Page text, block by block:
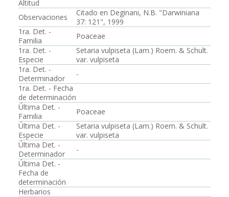
Altitud
Observaciones
Citado en Deginani, N.B. "Darwiniana
37: 121", 1999
1ra. Det. -
Familia
Poaceae
1ra. Det. -
Especie
Setaria vulpiseta (Lam.) Roem. & Schult.
var. vulpiseta
1ra. Det. -
Determinador
-
1ra. Det. - Fecha
de determinación
Última Det. -
Familia
Poaceae
Última Det. -
Especie
Setaria vulpiseta (Lam.) Roem. & Schult.
var. vulpiseta
Última Det. -
Determinador
-
Última Det. -
Fecha de
determinación
Herbarios